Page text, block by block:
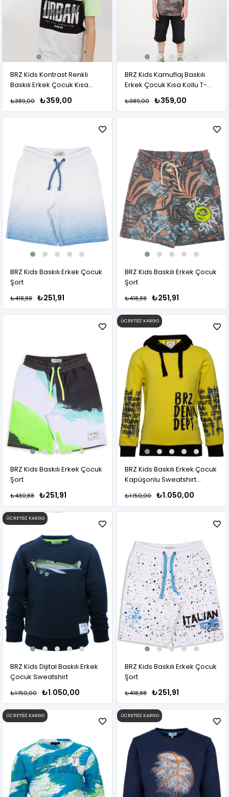
BRZ Kids Kontrast Renkli
Baskılı Erkek Çocuk Kısa
Kollu T-shirt
₺359,00
₺389,00
BRZ Kids Kamuflaj Baskılı
Erkek Çocuk Kısa Kollu T-
₺359,00
₺389,00
BRZ Kids Baskılı Erkek Çocuk
Şort
₺251,91
₺418,88
BRZ Kids Baskılı Erkek Çocuk
Şort
₺251,91
₺418,88
BRZ Kids Baskılı Erkek Çocuk
Şort
₺251,91
₺430,88
BRZ Kids Baskılı Erkek Çocuk
Kapüşonlu Sweatshirt
₺1.050,00
₺1.150,00
ÜCRETSIZ KARGO
BRZ Kids Dijital Baskılı Erkek
Çocuk Sweatshirt
₺1.050,00
₺1.150,00
ÜCRETSIZ KARGO
BRZ Kids Baskılı Erkek Çocuk
Şort
₺251,91
₺418,88
ÜCRETSIZ KARGO ÜCRETSIZ KARGO